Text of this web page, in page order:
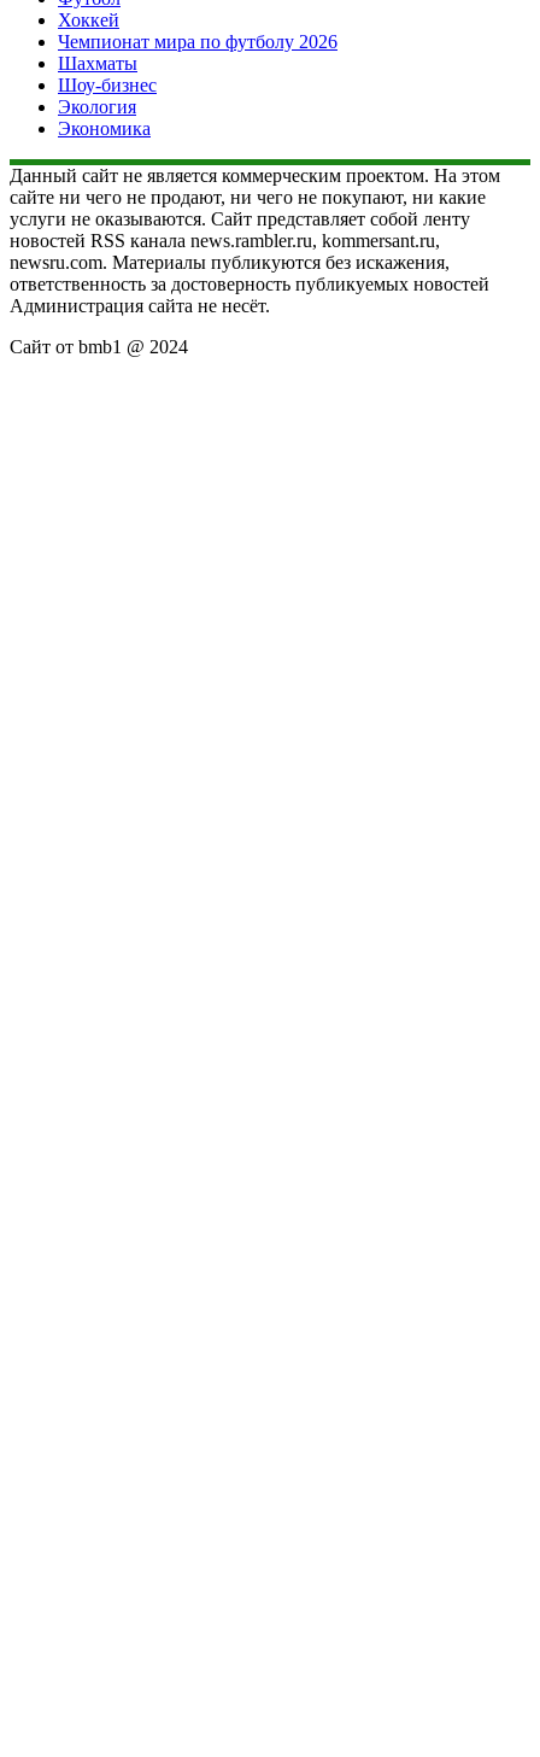
Хоккей
Чемпионат мира по футболу 2026
Шахматы
Шоу-бизнес
Экология
Экономика
Данный сайт не является коммерческим проектом. На этом
сайте ни чего не продают, ни чего не покупают, ни какие
услуги не оказываются. Сайт представляет собой ленту
новостей RSS канала news.rambler.ru, kommersant.ru,
newsru.com. Материалы публикуются без искажения,
ответственность за достоверность публикуемых новостей
Администрация сайта не несёт.
Сайт от bmb1 @ 2024